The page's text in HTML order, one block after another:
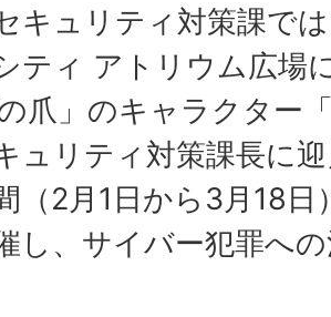
キュリティ対策課で
ティ アトリウム広場
爪」のキャラクター
ュリティ対策課長に
（2月1日から3月18
し、サイバー犯罪へ